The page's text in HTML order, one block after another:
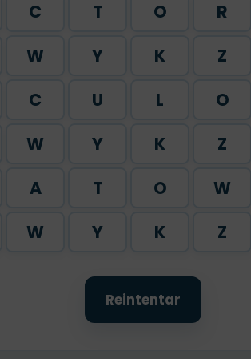
C T O R
W Y K Z
C U L O
W Y K Z
A T O W
W Y K Z
Reintentar